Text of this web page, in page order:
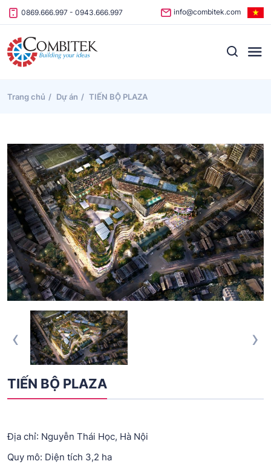
Skip to content
0869.666.997 - 0943.666.997 info@combitek.com
Trang chủ Dự án TIẾN BỘ PLAZA
‹ ›
TIẾN BỘ PLAZA
Địa chỉ: Nguyễn Thái Học, Hà Nội
Quy mô: Diện tích 3,2 ha